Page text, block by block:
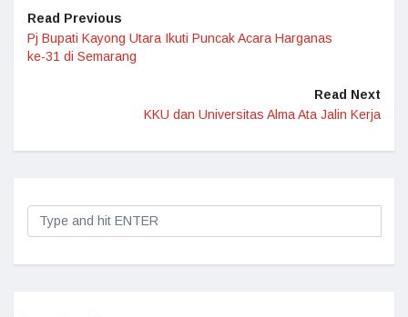
Read Previous
Pj Bupati Kayong Utara Ikuti Puncak Acara Harganas
ke-31 di Semarang
Read Next
KKU dan Universitas Alma Ata Jalin Kerja